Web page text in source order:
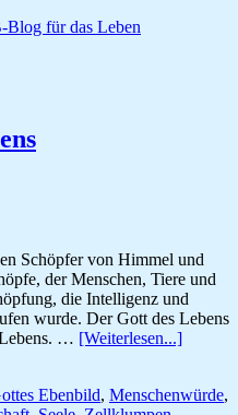
Schöpfer von Himmel und
der Menschen, Tiere und
die Intelligenz und
wurde. Der Gott des Lebens
… [Weiterlesen...]
Ebenbild, Menschenwürde,